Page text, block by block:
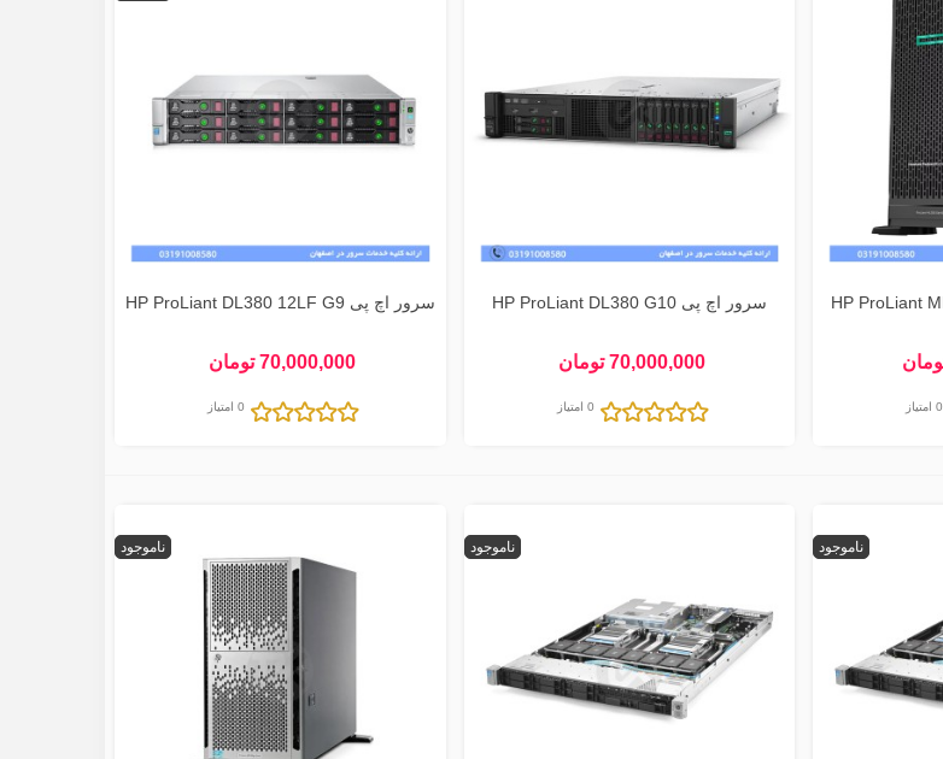
0 امتیاز
سرور اچ پی HP ProLiant DL380 G10
70,000,000 تومان
0 امتیاز
سرور اچ پی HP ProLiant DL380 12LF G9
70,000,000 تومان
0 امتیاز
ناموجود ناموجود ناموجود